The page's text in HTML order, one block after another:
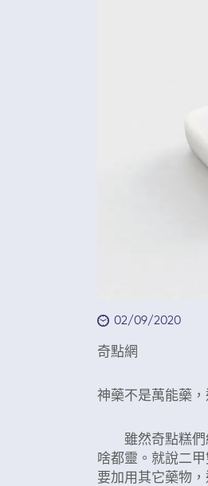
02/09/2020
奇點網
神藥不是萬能藥，
雖然奇點糕們經
啥都靈。就說二
要加用其它藥物